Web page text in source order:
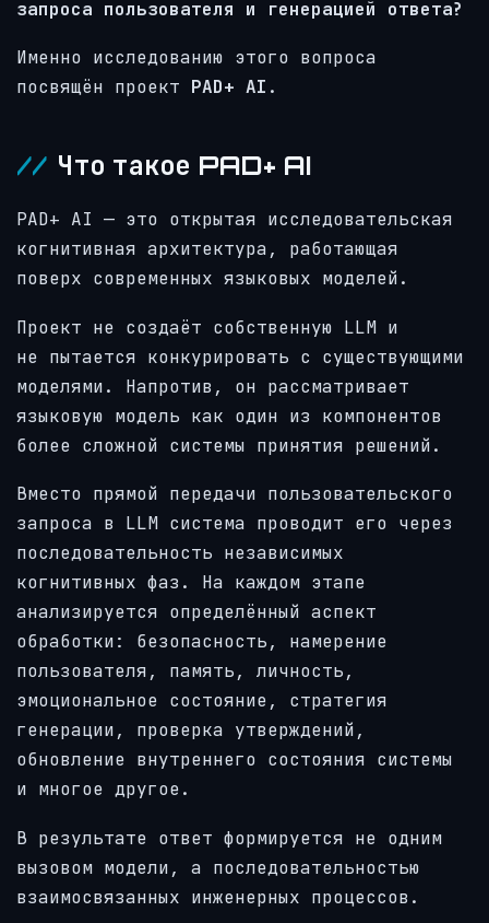
запроса пользователя и генерацией ответа?
Именно исследованию этого вопроса
посвящён проект PAD+ AI .
Что такое PAD+ AI
PAD+ AI — это открытая исследовательская
когнитивная архитектура, работающая
поверх современных языковых моделей.
Проект не создаёт собственную LLM и
не пытается конкурировать с существующими
моделями. Напротив, он рассматривает
языковую модель как один из компонентов
более сложной системы принятия решений.
Вместо прямой передачи пользовательского
запроса в LLM система проводит его через
последовательность независимых
когнитивных фаз. На каждом этапе
анализируется определённый аспект
обработки: безопасность, намерение
пользователя, память, личность,
эмоциональное состояние, стратегия
генерации, проверка утверждений,
обновление внутреннего состояния системы
и многое другое.
В результате ответ формируется не одним
вызовом модели, а последовательностью
взаимосвязанных инженерных процессов.